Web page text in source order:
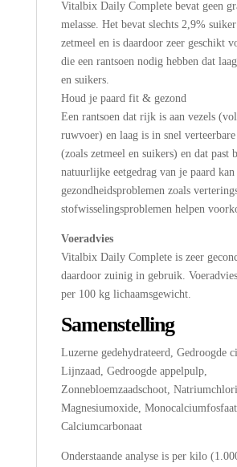
Vitalbix Daily Complete bevat geen
melasse. Het bevat slechts 2,9%
zetmeel en is daardoor zeer geschikt
die een rantsoen nodig hebben dat
en suikers.
Houd je paard fit & gezond
Een rantsoen dat rijk is aan vezels
ruwvoer) en laag is in snel
(zoals zetmeel en suikers) en dat past
natuurlijke eetgedrag van je paard kan
gezondheidsproblemen zoals
stofwisselingsproblemen helpen
Voeradvies
Vitalbix Daily Complete is zeer
daardoor zuinig in gebruik.
per 100 kg lichaamsgewicht.
Samenstelling
Luzerne gedehydrateerd, Gedroogde
Lijnzaad, Gedroogde appelpulp,
Zonnebloemzaadschoot,
Magnesiumoxide, Monocalciumfosfaat,
Calciumcarbonaat
Onderstaande analyse is per kilo